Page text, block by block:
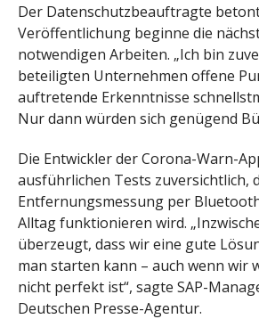
Der Datenschutzbeauftragte
Veröffentlichung beginne die
notwendigen Arbeiten. „Ich bin
beteiligten Unternehmen offene
auftretende Erkenntnisse
Nur dann würden sich genügend
Die Entwickler der Corona-Warn-
ausführlichen Tests zuversichtlich,
Entfernungsmessung per
Alltag funktionieren wird.
überzeugt, dass wir eine gute
man starten kann – auch wenn wir
nicht perfekt ist“, sagte SAP-
Deutschen Presse-Agentur.